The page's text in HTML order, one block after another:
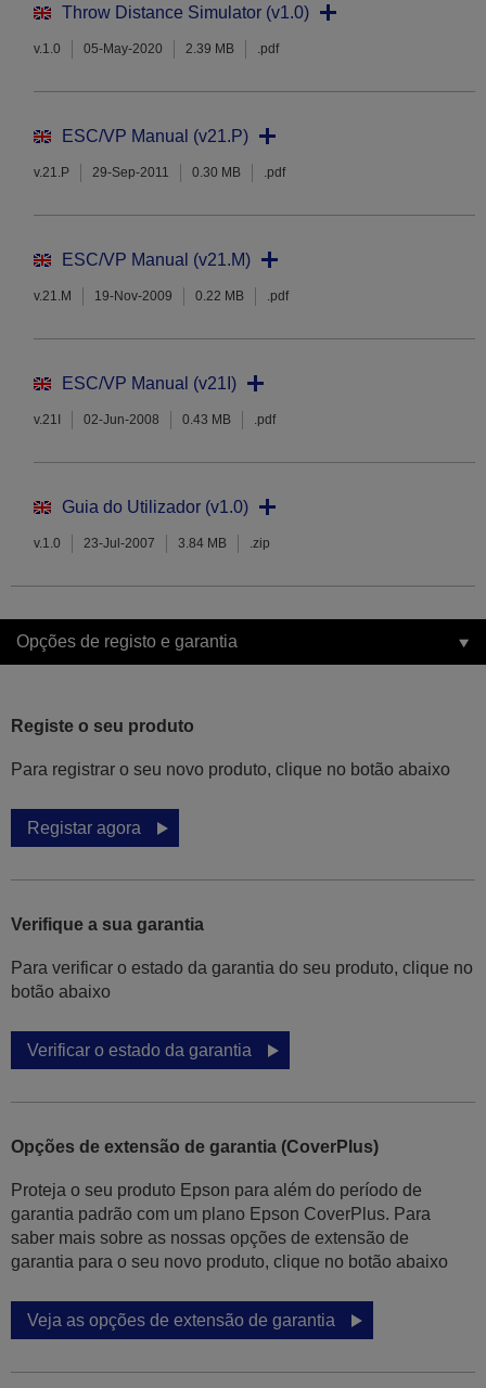
Throw Distance Simulator (v1.0)
v.1.0 05-May-2020 2.39 MB .pdf
ESC/VP Manual (v21.P)
v.21.P 29-Sep-2011 0.30 MB .pdf
ESC/VP Manual (v21.M)
v.21.M 19-Nov-2009 0.22 MB .pdf
ESC/VP Manual (v21I)
v.21I 02-Jun-2008 0.43 MB .pdf
Guia do Utilizador (v1.0)
v.1.0 23-Jul-2007 3.84 MB .zip
Opções de registo e garantia
Registe o seu produto
Para registrar o seu novo produto, clique no botão abaixo
Registar agora
Verifique a sua garantia
Para verificar o estado da garantia do seu produto, clique no
botão abaixo
Verificar o estado da garantia
Opções de extensão de garantia (CoverPlus)
Proteja o seu produto Epson para além do período de
garantia padrão com um plano Epson CoverPlus. Para
saber mais sobre as nossas opções de extensão de
garantia para o seu novo produto, clique no botão abaixo
Veja as opções de extensão de garantia